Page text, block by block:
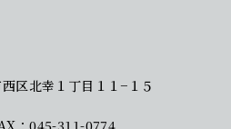
区北幸１丁目１１−１５